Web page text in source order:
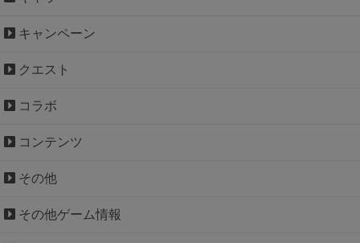
キャンペーン
クエスト
コラボ
コンテンツ
その他
その他ゲーム情報